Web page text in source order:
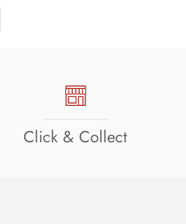
Click & Collect